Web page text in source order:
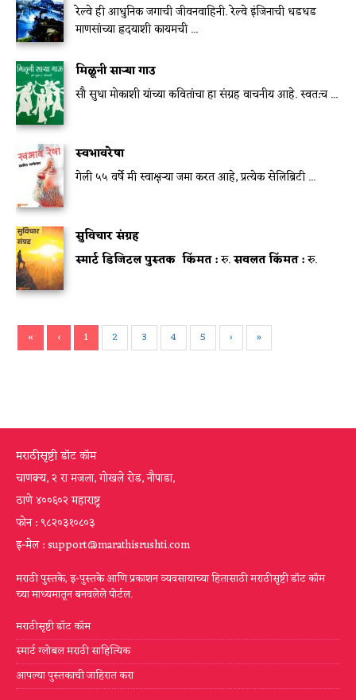
रेल्वे ही आधुनिक जगाची जीवनवाहिनी. रेल्वे इंजिनाची धडधड
माणसांच्या ह्रदयाशी कायमची ...
मिळूनी साऱ्या गाउ
सौ सुधा मोकाशी यांच्या कवितांचा हा संग्रह वाचनीय आहे. स्वत:च ...
स्वभावरेषा
गेली ५५ वर्षे मी स्वाक्षऱ्या जमा करत आहे, प्रत्येक सेलिब्रिटी ...
सुविचार संग्रह
स्मार्ट डिजिटल पुस्तक किंमत :रु.सवलत किंमत :रु.
« ‹ 1 2 3 4 5 › »
मराठीसृष्टी डॉट कॉम
चाणक्य, २ रा मजला, गोखले रोड, नौपाडा,
ठाणे ४००६०२ महाराष्ट्र
फोन : ९८२०३१०८०३
इ-मेल : support@marathisrushti.com
मराठी पुस्तके, इ-पुस्तके आणि प्रकाशन व्यवसायाच्या हितासाठी मराठीसृष्टी डॉट कॉम
च्या माध्यमातून बनवलेले पोर्टल.
मराठीसृष्टी डॉट कॉम
स्मार्ट ग्लोबल मराठी साहित्यिक
आपल्या पुस्तकाची जाहिरात करा